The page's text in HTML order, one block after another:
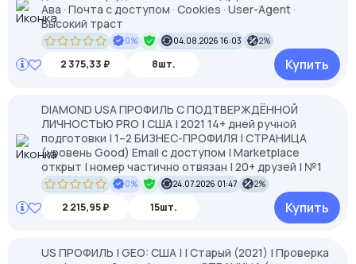
Ава · Почта с доступом · Cookies · User-Agent ·
Высокий траст
0% 04.08.2026 16:03 2%
2 375,33 ₽ 8шт. Купить
DIAMOND USA ПРОФИЛЬ С ПОДТВЕРЖДЁННОЙ
ЛИЧНОСТЬЮ PRO | США | 2021 14+ дней ручной
подготовки | 1–2 БИЗНЕС-ПРОФИЛЯ | СТРАНИЦА
(уровень Good) Email с доступом | Marketplace
открыт | номер частично отвязан | 20+ друзей | №1
0% 24.07.2026 01:47 2%
2 215,95 ₽ 15шт. Купить
US ПРОФИЛЬ | GEO: США | | Старый (2021) | Проверка